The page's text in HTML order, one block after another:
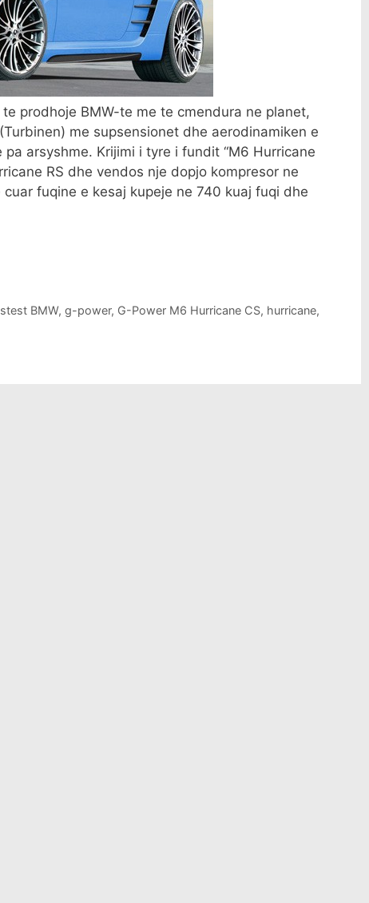
prodhoje BMW-te me te cmendura ne planet,
me supsensionet dhe aerodinamiken e
arsyshme. Krijimi i tyre i fundit “M6 Hurricane
RS dhe vendos nje dopjo kompresor ne
fuqine e kesaj kupeje ne 740 kuaj fuqi dhe
BMW, g-power, G-Power M6 Hurricane CS, hurricane,